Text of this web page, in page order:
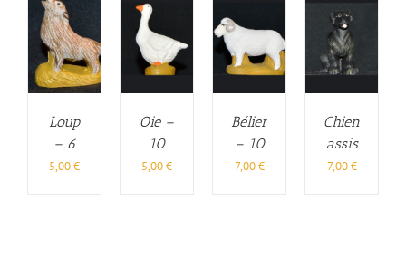
Loup
– 6
cm
5,00€
Oie –
10
cm
5,00€
Bélier
– 10
cm
7,00€
Chien
assis
– 10
7,00€